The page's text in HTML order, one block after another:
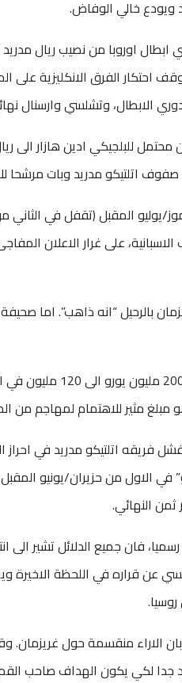
لن يكون لقب دوري ابطال اوروبا من نصيب
احتكار الفرق الانكليزية على
الابطال، وتشلسي وارسنال
للبلجيكي ادين هازار الى
اتلتيكو مدريد وبات مرشحا
يوليو المقبل (تقفل في الثاني
على غرار الاعلان
بالرحيل “انه ذاهب”. اما
وستتراجع قيمة البند
مثير للاهتمام لمهاجم من
فريقه اتلتيكو مدريد في احراز
في الاول من حزيران/يونيو
ثمن النهائي.
فان جميع الدلائل تشير الى
عن قراره في اللحظة الاخيرة
الاراء منقسمة حول غريزمان.